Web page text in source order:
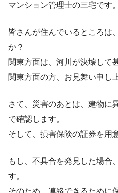
マンション管理士の三宅です。
皆さんが住んでいるところは
か？
関東方面は、河川が決壊して
関東方面の方、お見舞い申し
さて、災害のあとは、建物に
で確認します。
そして、損害保険の証券を用
もし、不具合を発見した場合
す。
そのため、連絡できるために